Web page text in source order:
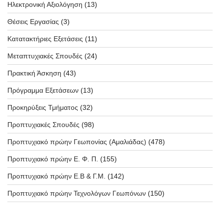
Ηλεκτρονική Αξιολόγηση (13)
Θέσεις Εργασίας (3)
Κατατακτήριες Εξετάσεις (11)
Μεταπτυχιακές Σπουδές (24)
Πρακτική Άσκηση (43)
Πρόγραμμα Εξετάσεων (13)
Προκηρύξεις Τμήματος (32)
Προπτυχιακές Σπουδές (98)
Προπτυχιακό πρώην Γεωπονίας (Αμαλιάδας) (478)
Προπτυχιακό πρώην Ε. Φ. Π. (155)
Προπτυχιακό πρώην Ε.Β & Γ.Μ. (142)
Προπτυχιακό πρώην Τεχνολόγων Γεωπόνων (150)